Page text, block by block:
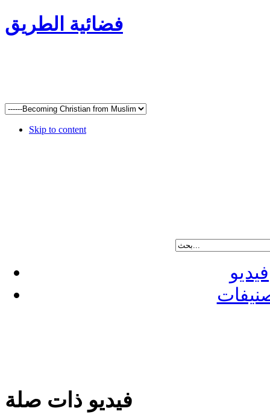
فضائية الطريق
Skip to content
فيديو
فيديو ذات صلة